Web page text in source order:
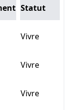
Statut
Vivre
Vivre
Vivre